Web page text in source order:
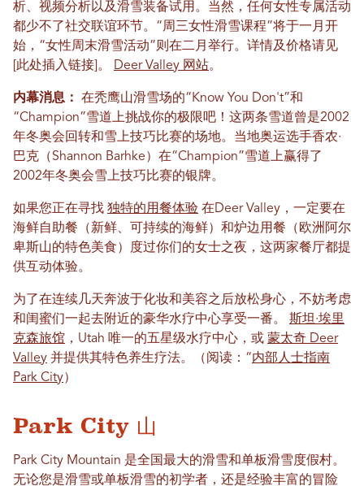
析、视频分析以及滑雪装备试用。当然，任何女性专属活动
都少不了社交联谊环节。“周三女性滑雪课程”将于一月开
始，“女性周末滑雪活动”则在二月举行。详情及价格请见
[此处插入链接]。
Deer Valley 网站。
内幕消息：
在秃鹰山滑雪场的“Know You Don't”和
“Champion”雪道上挑战你的极限吧！这两条雪道曾是2002
年冬奥会回转和雪上技巧比赛的场地。当地奥运选手香农·
巴克（Shannon Barhke）在“Champion”雪道上赢得了
2002年冬奥会雪上技巧比赛的银牌。
如果您正在寻找 独特的用餐体验 在Deer Valley，一定要在
海鲜自助餐（新鲜、可持续的海鲜）和炉边用餐（欧洲阿尔
卑斯山的特色美食）度过你们的女士之夜，这两家餐厅都提
供互动体验。
为了在连续几天奔波于化妆和美容之后放松身心，不妨考虑
和闺蜜们一起去附近的豪华水疗中心享受一番。 斯坦·埃里
克森旅馆 ，Utah 唯一的五星级水疗中心，或 蒙太奇 Deer
Valley 并提供其特色养生疗法。（阅读：“ 内部人士指南
Park City）
Park City 山
Park City Mountain 是全国最大的滑雪和单板滑雪度假村。
无论您是滑雪或单板滑雪的初学者，还是经验丰富的冒险